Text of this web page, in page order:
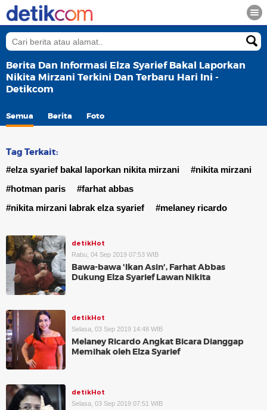
Berita Dan Informasi Elza Syarief Bakal Laporkan
Nikita Mirzani Terkini Dan Terbaru Hari Ini -
Detikcom
Semua Berita Foto
Tag Terkait:
#elza syarief bakal laporkan nikita mirzani
#nikita mirzani
#hotman paris
#farhat abbas
#nikita mirzani labrak elza syarief
#melaney ricardo
detikHot
Rabu, 04 Sep 2019 07:53 WIB
Bawa-bawa 'Ikan Asin', Farhat Abbas
Dukung Elza Syarief Lawan Nikita
detikHot
Selasa, 03 Sep 2019 14:48 WIB
Melaney Ricardo Angkat Bicara Dianggap
Memihak oleh Elza Syarief
detikHot
Selasa, 03 Sep 2019 07:51 WIB